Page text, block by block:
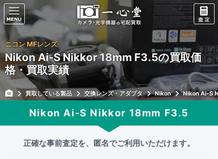
ニコン MFレンズ
Nikon Ai-S Nikkor 18mm F3.5の買取価
格・買取実績
買取している製品 交換レンズ・アダプタ Nikon Nikon Ai-S
Nikon Ai-S Nikkor 18mm F3.5
正確な事前査定を、匿名でご利用いただけます。